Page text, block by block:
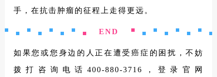
手，在抗击肿瘤的征程上走得更远。
END
如果您或您身边的人正在遭受癌症的困扰，不妨
拨打咨询电话400-880-3716，登录官网